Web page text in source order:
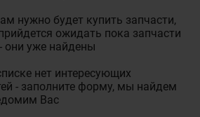
нужно будет купить запчасти,
ожидать пока запчасти
они уже найдены
нет интересующих
- заполните форму, мы найдем
Вас